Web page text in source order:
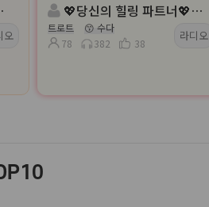
오
💖당신의 힐링 파트너💖진행◈:⚣링링જ⁀➴담: 양양바다
트로트
😙 수다
78
382 38
라디오